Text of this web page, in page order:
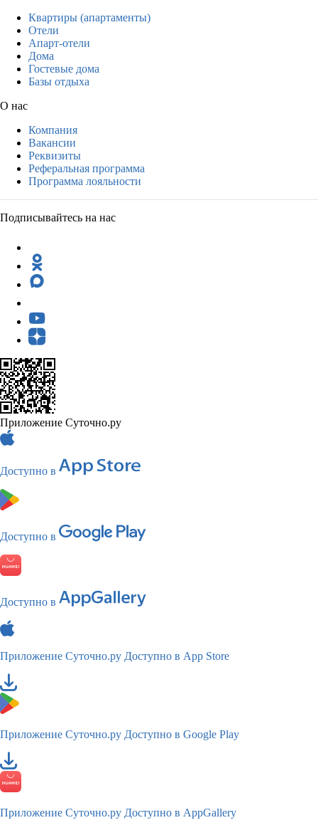
Квартиры (апартаменты)
Отели
Апарт-отели
Дома
Гостевые дома
Базы отдыха
О нас
Компания
Вакансии
Реквизиты
Реферальная программа
Программа лояльности
Подписывайтесь на нас
Приложение Суточно.ру
Доступно в
Доступно в
Доступно в
Приложение Суточно.ру Доступно в App Store
Приложение Суточно.ру Доступно в Google Play
Приложение Суточно.ру Доступно в AppGallery